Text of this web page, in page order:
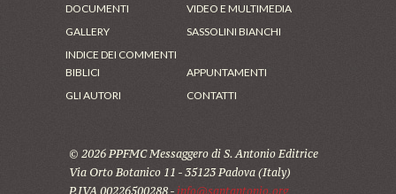
DOCUMENTI
VIDEO E MULTIMEDIA
GALLERY
SASSOLINI BIANCHI
INDICE DEI COMMENTI
BIBLICI
APPUNTAMENTI
GLI AUTORI
CONTATTI
© 2026 PPFMC Messaggero di S. Antonio Editrice
Via Orto Botanico 11 - 35123 Padova (Italy)
P.IVA 00226500288 - info@santantonio.org